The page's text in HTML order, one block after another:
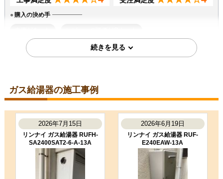
購入の決め手
問い合わせの対応が良かった
神奈川県相模原市
ガス給湯器工事のお客様
GT-C2072SAW-1-BL-13A-20A
コメント
養生もしっかりしていて、丁寧な仕
事をされていました。
（ご本人様より）
★★★★★ 受注満足度 ★★★★☆
ガス給湯器の施工事例
2026年7月15日
リンナイ ガス給湯器 RUFH-
SA2400SAT2-6-A-13A
2026年6月19日
リンナイ ガス給湯器 RUF-
E240EAW-13A